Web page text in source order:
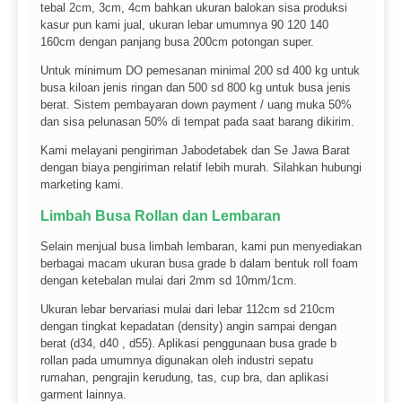
tebal 2cm, 3cm, 4cm bahkan ukuran balokan sisa produksi
kasur pun kami jual, ukuran lebar umumnya 90 120 140
160cm dengan panjang busa 200cm potongan super.
Untuk minimum DO pemesanan minimal 200 sd 400 kg untuk
busa kiloan jenis ringan dan 500 sd 800 kg untuk busa jenis
berat. Sistem pembayaran down payment / uang muka 50%
dan sisa pelunasan 50% di tempat pada saat barang dikirim.
Kami melayani pengiriman Jabodetabek dan Se Jawa Barat
dengan biaya pengiriman relatif lebih murah. Silahkan hubungi
marketing kami.
Limbah Busa Rollan dan Lembaran
Selain menjual busa limbah lembaran, kami pun menyediakan
berbagai macam ukuran busa grade b dalam bentuk roll foam
dengan ketebalan mulai dari 2mm sd 10mm/1cm.
Ukuran lebar bervariasi mulai dari lebar 112cm sd 210cm
dengan tingkat kepadatan (density) angin sampai dengan
berat (d34, d40 , d55). Aplikasi penggunaan busa grade b
rollan pada umumnya digunakan oleh industri sepatu
rumahan, pengrajin kerudung, tas, cup bra, dan aplikasi
garment lainnya.